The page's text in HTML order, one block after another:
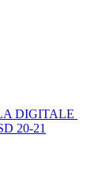
DIGITALE
20-21